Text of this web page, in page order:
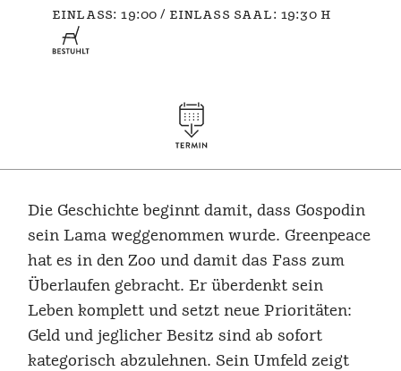
einlass: 19:00 / einlass saal: 19:30 h
Die Geschichte beginnt damit, dass Gospodin
sein Lama weggenommen wurde. Greenpeace
hat es in den Zoo und damit das Fass zum
Überlaufen gebracht. Er überdenkt sein
Leben komplett und setzt neue Prioritäten:
Geld und jeglicher Besitz sind ab sofort
kategorisch abzulehnen. Sein Umfeld zeigt